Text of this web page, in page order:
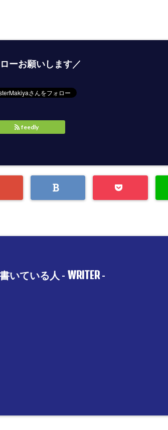
ーお願いします／
feedly
いている人 - WRITER-